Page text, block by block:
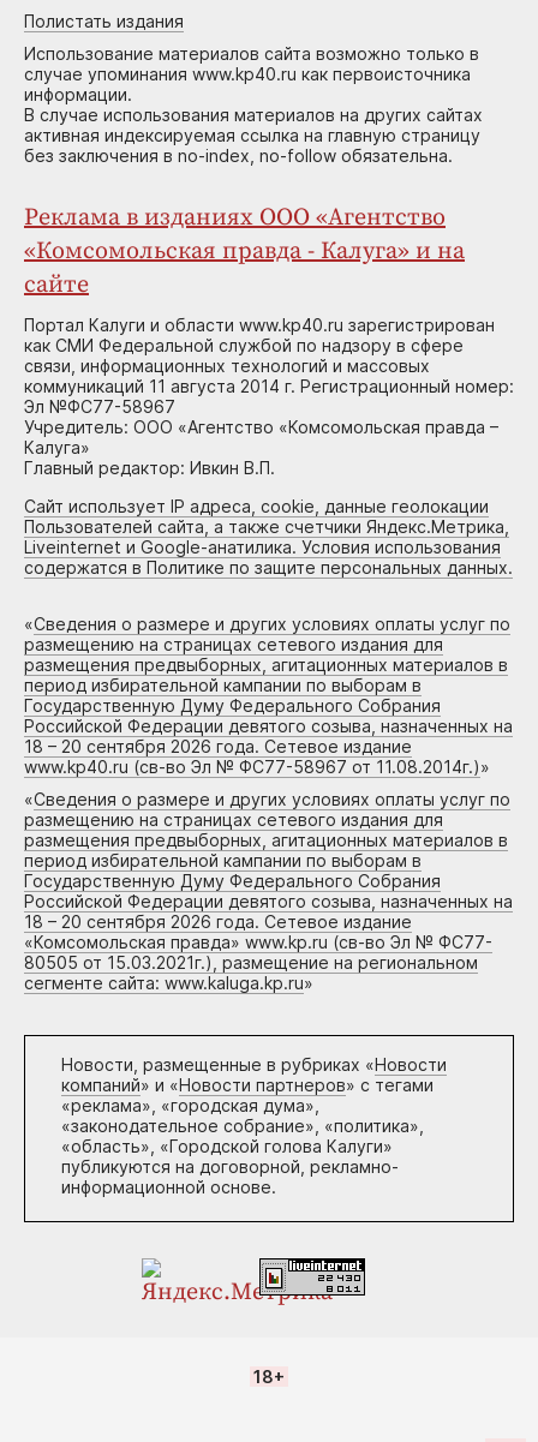
Полистать издания
Использование материалов сайта возможно только в
случае упоминания www.kp40.ru как первоисточника
информации.
В случае использования материалов на других сайтах
активная индексируемая ссылка на главную страницу
без заключения в no-index, no-follow обязательна.
Реклама в изданиях ООО «Агентство
«Комсомольская правда - Калуга» и на
сайте
Портал Калуги и области www.kp40.ru зарегистрирован
как СМИ Федеральной службой по надзору в сфере
связи, информационных технологий и массовых
коммуникаций 11 августа 2014 г. Регистрационный номер:
Эл №ФС77-58967
Учредитель: ООО «Агентство «Комсомольская правда –
Калуга»
Главный редактор: Ивкин В.П.
Сайт использует IP адреса, cookie, данные геолокации
Пользователей сайта, а также счетчики Яндекс.Метрика,
Liveinternet и Google-анатилика. Условия использования
содержатся в Политике по защите персональных данных.
«Сведения о размере и других условиях оплаты услуг по
размещению на страницах сетевого издания для
размещения предвыборных, агитационных материалов в
период избирательной кампании по выборам в
Государственную Думу Федерального Собрания
Российской Федерации девятого созыва, назначенных на
18 – 20 сентября 2026 года. Сетевое издание
www.kp40.ru (св-во Эл № ФС77-58967 от 11.08.2014г.)»
«Сведения о размере и других условиях оплаты услуг по
размещению на страницах сетевого издания для
размещения предвыборных, агитационных материалов в
период избирательной кампании по выборам в
Государственную Думу Федерального Собрания
Российской Федерации девятого созыва, назначенных на
18 – 20 сентября 2026 года. Сетевое издание
«Комсомольская правда» www.kp.ru (св-во Эл № ФС77-
80505 от 15.03.2021г.), размещение на региональном
сегменте сайта: www.kaluga.kp.ru»
Новости, размещенные в рубриках «Новости
компаний» и «Новости партнеров» с тегами
«реклама», «городская дума»,
«законодательное собрание», «политика»,
«область», «Городской голова Калуги»
публикуются на договорной, рекламно-
информационной основе.
18+